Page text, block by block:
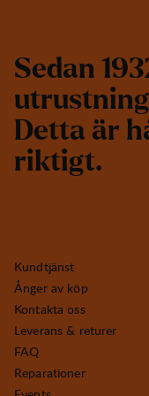
Sedan 193
utrustning
Detta är h
riktigt.
Kundtjänst
Ånger av köp
Kontakta oss
Leverans & returer
FAQ
Reparationer